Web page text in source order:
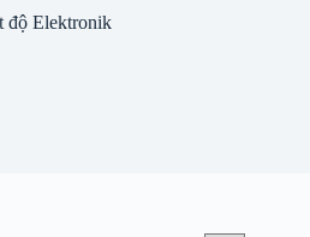
độ Elektronik